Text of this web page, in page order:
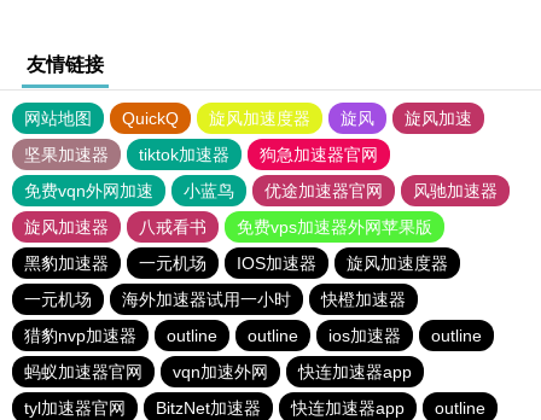
友情链接
网站地图 QuickQ 旋风加速度器 旋风
旋风加速
坚果加速器
tiktok加速器
狗急加速器官网
免费vqn外网加速
小蓝鸟 优途加速器官网
风驰加速器
旋风加速器
八戒看书
免费vps加速器外网苹果版
黑豹加速器
一元机场 IOS加速器
旋风加速度器
一元机场
海外加速器试用一小时
快橙加速器
猎豹nvp加速器
outline outline ios加速器
outline
蚂蚁加速器官网
vqn加速外网
快连加速器app
tyl加速器官网
BitzNet加速器 快连加速器app outline